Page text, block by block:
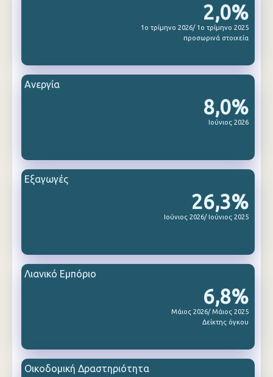
2,0%
1ο τρίμηνο 2026/ 1ο τρίμηνο 2025
προσωρινά στοιχεία
8,0%
Ιούνιος 2026
Ανεργία
26,3%
Ιούνιος 2026/ Ιούνιος 2025
Εξαγωγές
6,8%
Μάιος 2026/ Μάιος 2025
Δείκτης όγκου
Λιανικό Εμπόριο
Οικοδομική Δραστηριότητα